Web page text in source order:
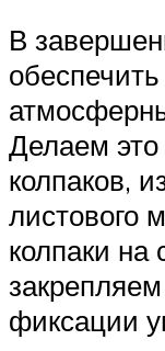
В
Делаем
колпаков,
листового
колпаки на
фиксации